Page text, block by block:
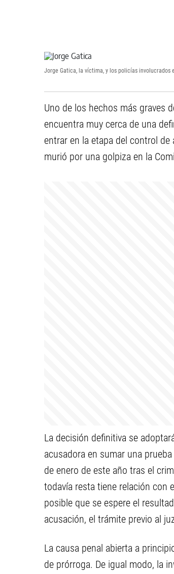
Jorge Gatica, la víctima, y los policías involucrados
Uno de los hechos más graves
encuentra muy cerca de una
entrar en la etapa del control
murió por una golpiza en la
La decisión definitiva se
acusadora en sumar una
de enero de este año tras el
todavía resta tiene relación con
posible que se espere el
acusación, el trámite previo al
La causa penal abierta a
de prórroga. De igual modo, la